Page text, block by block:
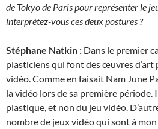
de Tokyo de Paris pour représenter le
interprétez-vous ces deux postures ?
Stéphane Natkin : Dans le premier
plasticiens qui font des œuvres d’art
vidéo. Comme en faisait Nam June
la vidéo lors de sa première période.
plastique, et non du jeu vidéo.
nombre de jeux vidéo qui sont à